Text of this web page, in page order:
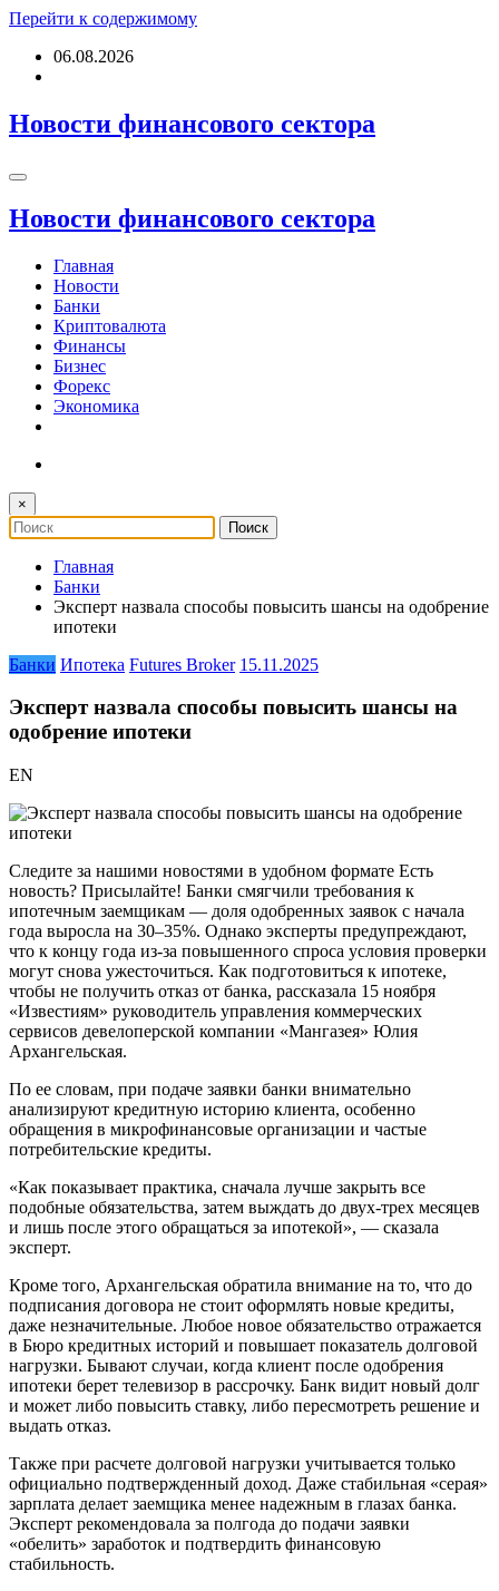
Перейти к содержимому
06.08.2026
Новости финансового сектора
Новости финансового сектора
Главная
Новости
Банки
Криптовалюта
Финансы
Бизнес
Форекс
Экономика
×
Главная
Банки
Эксперт назвала способы повысить шансы на одобрение
ипотеки
Банки Ипотека Futures Broker 15.11.2025
Эксперт назвала способы повысить шансы на
одобрение ипотеки
EN
Следите за нашими новостями в удобном формате Есть
новость? Присылайте! Банки смягчили требования к
ипотечным заемщикам — доля одобренных заявок с начала
года выросла на 30–35%. Однако эксперты предупреждают,
что к концу года из-за повышенного спроса условия проверки
могут снова ужесточиться. Как подготовиться к ипотеке,
чтобы не получить отказ от банка, рассказала 15 ноября
«Известиям» руководитель управления коммерческих
сервисов девелоперской компании «Мангазея» Юлия
Архангельская.
По ее словам, при подаче заявки банки внимательно
анализируют кредитную историю клиента, особенно
обращения в микрофинансовые организации и частые
потребительские кредиты.
«Как показывает практика, сначала лучше закрыть все
подобные обязательства, затем выждать до двух-трех месяцев
и лишь после этого обращаться за ипотекой», — сказала
эксперт.
Кроме того, Архангельская обратила внимание на то, что до
подписания договора не стоит оформлять новые кредиты,
даже незначительные. Любое новое обязательство отражается
в Бюро кредитных историй и повышает показатель долговой
нагрузки. Бывают случаи, когда клиент после одобрения
ипотеки берет телевизор в рассрочку. Банк видит новый долг
и может либо повысить ставку, либо пересмотреть решение и
выдать отказ.
Также при расчете долговой нагрузки учитывается только
официально подтвержденный доход. Даже стабильная «серая»
зарплата делает заемщика менее надежным в глазах банка.
Эксперт рекомендовала за полгода до подачи заявки
«обелить» заработок и подтвердить финансовую
стабильность.